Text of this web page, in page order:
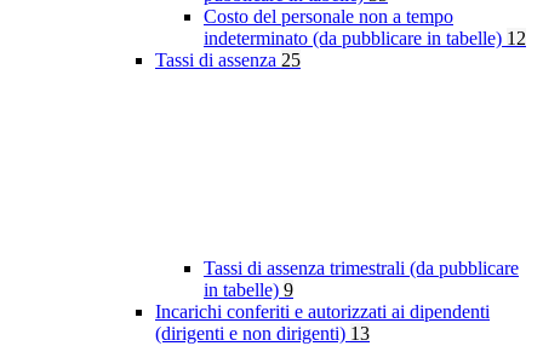
Costo del personale non a tempo
indeterminato (da pubblicare in tabelle) 12
Tassi di assenza 25
Tassi di assenza trimestrali (da pubblicare
in tabelle) 9
Incarichi conferiti e autorizzati ai dipendenti
(dirigenti e non dirigenti) 13